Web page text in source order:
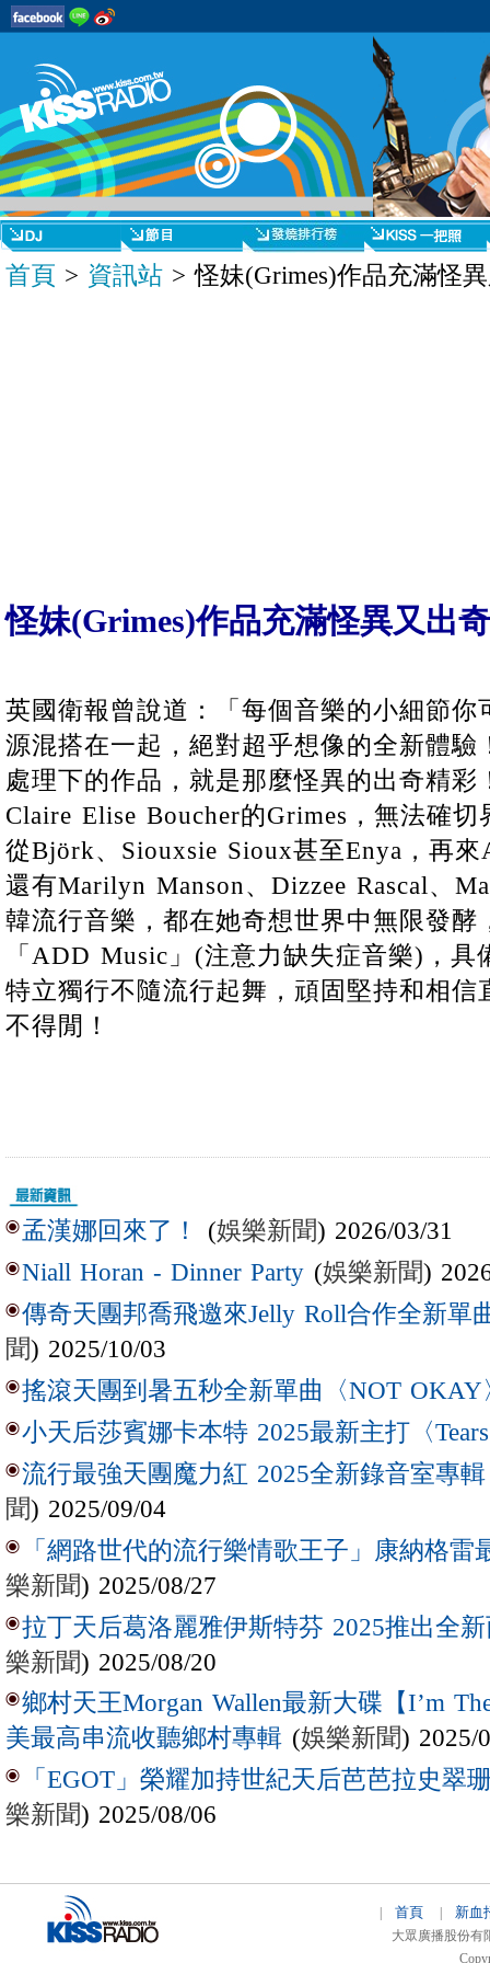
首頁 > 資訊站 > 怪妹(Grimes)作品充滿怪
怪妹(Grimes)作品充滿怪異又出
英國衛報曾說道：「每個音樂的小細節你
源混搭在一起，絕對超乎想像的全新體驗
處理下的作品，就是那麼怪異的出奇精彩
Claire Elise Boucher的Grimes，無法確
從Björk、Siouxsie Sioux甚至Enya，再
還有Marilyn Manson、Dizzee Rascal、
韓流行音樂，都在她奇想世界中無限發酵
「ADD Music」(注意力缺失症音樂)，
特立獨行不隨流行起舞，頑固堅持和相信
不得閒！
孟漢娜回來了！ (娛樂新聞) 2026/03/31
Niall Horan - Dinner Party (娛樂新聞)
傳奇天團邦喬飛邀來Jelly Roll合作全新單
聞) 2025/10/03
搖滾天團到暑五秒全新單曲〈NOT OKAY
小天后莎賓娜卡本特 2025最新主打〈
流行最強天團魔力紅 2025全新錄音室專
聞) 2025/09/04
「網路世代的流行樂情歌王子」康納格雷
樂新聞) 2025/08/27
拉丁天后葛洛麗雅伊斯特芬 2025推出全新
樂新聞) 2025/08/20
鄉村天王Morgan Wallen最新大碟【I’m
美最高串流收聽鄉村專輯 (娛樂新聞) 2025/
「EGOT」榮耀加持世紀天后芭芭拉史翠
樂新聞) 2025/08/06
首頁 新血
大眾廣播股份有